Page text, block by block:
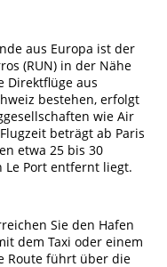
aus Europa ist der
(RUN) in der Nähe
Direktflüge aus
bestehen, erfolgt
wie Air
beträgt ab Paris
etwa 25 bis 30
Port entfernt liegt.
Sie den Hafen
dem Taxi oder einem
Route führt über die